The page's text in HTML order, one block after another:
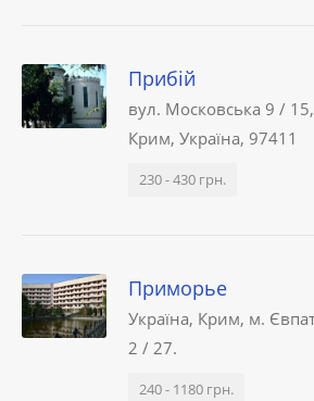
Прибій
вул. Московська 9 /
Крим, Україна, 97411
230 - 430 грн.
Приморье
Україна, Крим, м.
2 / 27.
240 - 1180 грн.